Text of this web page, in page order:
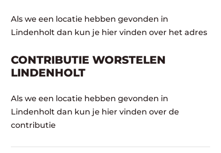
Als we een locatie hebben gevonden in
Lindenholt dan kun je hier vinden over het adres
CONTRIBUTIE WORSTELEN
LINDENHOLT
Als we een locatie hebben gevonden in
Lindenholt dan kun je hier vinden over de
contributie